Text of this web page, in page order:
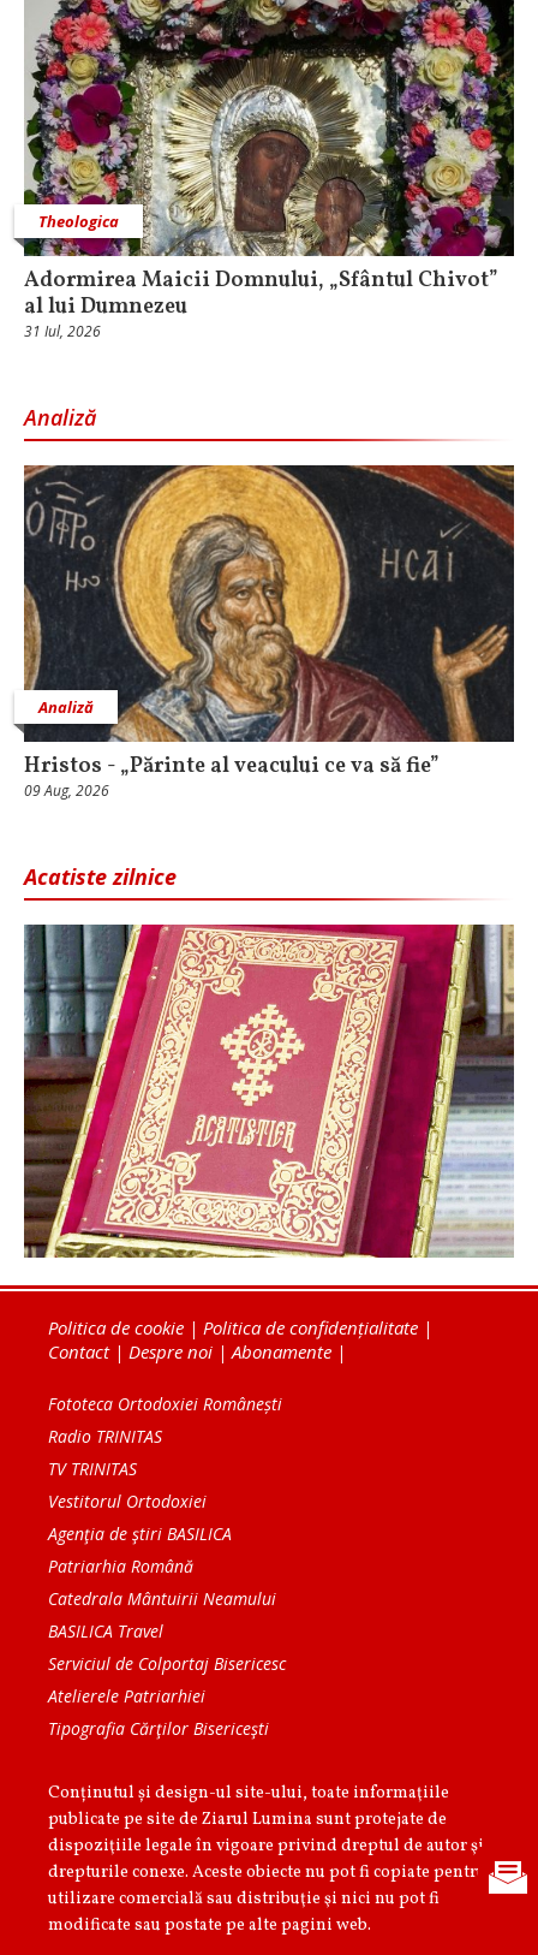
Theologica
Adormirea Maicii Domnului, „Sfântul Chivot”
al lui Dumnezeu
31 Iul, 2026
Analiză
Analiză
Hristos - „Părinte al veacului ce va să fie”
09 Aug, 2026
Acatiste zilnice
Politica de cookie | Politica de confidențialitate |
Contact| Despre noi | Abonamente |
Fototeca Ortodoxiei Românești
Radio TRINITAS
TV TRINITAS
Vestitorul Ortodoxiei
Agenţia de ştiri BASILICA
Patriarhia Română
Catedrala Mântuirii Neamului
BASILICA Travel
Serviciul de Colportaj Bisericesc
Atelierele Patriarhiei
Tipografia Cărţilor Bisericeşti
Conținutul și design-ul site-ului, toate informaţiile
publicate pe site de Ziarul Lumina sunt protejate de
dispoziţiile legale în vigoare privind dreptul de autor şi
drepturile conexe. Aceste obiecte nu pot fi copiate pentru
utilizare comercială sau distribuţie şi nici nu pot fi
modificate sau postate pe alte pagini web.